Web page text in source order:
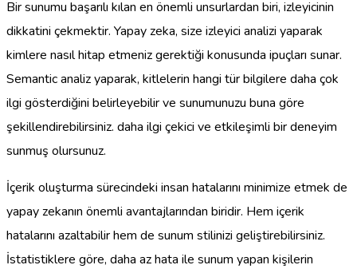
Bir sunumu başarılı kılan en önemli unsurlardan biri, izleyicinin
dikkatini çekmektir. Yapay zeka, size izleyici analizi yaparak
kimlere nasıl hitap etmeniz gerektiği konusunda ipuçları sunar.
Semantic analiz yaparak, kitlelerin hangi tür bilgilere daha çok
ilgi gösterdiğini belirleyebilir ve sunumunuzu buna göre
şekillendirebilirsiniz. daha ilgi çekici ve etkileşimli bir deneyim
sunmuş olursunuz.
İçerik oluşturma sürecindeki insan hatalarını minimize etmek de
yapay zekanın önemli avantajlarından biridir. Hem içerik
hatalarını azaltabilir hem de sunum stilinizi geliştirebilirsiniz.
İstatistiklere göre, daha az hata ile sunum yapan kişilerin